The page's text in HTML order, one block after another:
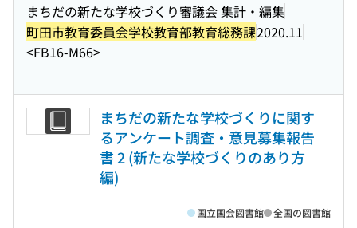
まちだの新たな学校づくり審議会 集計・編集
町田市教育委員会学校教育部教育総務課2020.11
<FB16-M66>
まちだの新たな学校づくりに関す
るアンケート調査・意見募集報告
書 2 (新たな学校づくりのあり方
編)
国立国会図書館 全国の図書館